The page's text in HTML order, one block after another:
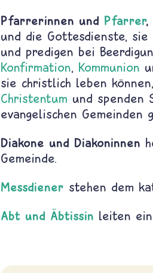
Pfarrerinnen und Pfarrer,
und die Gottesdienste,
und predigen bei
Konfirmation, Kommunion
sie christlich leben
Christentum und spenden
evangelischen Gemeinden
Diakone und Diakoninnen
Gemeinde.
Messdiener stehen dem
Abt und Äbtissin leiten